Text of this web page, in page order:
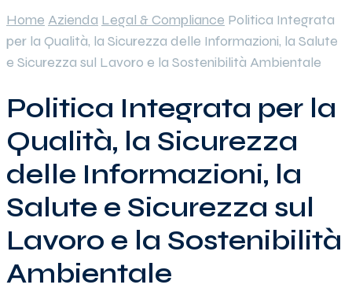
Home Azienda Legal & Compliance Politica Integrata
per la Qualità, la Sicurezza delle Informazioni, la Salute
e Sicurezza sul Lavoro e la Sostenibilità Ambientale
Politica Integrata per la
Qualità, la Sicurezza
delle Informazioni, la
Salute e Sicurezza sul
Lavoro e la Sostenibilità
Ambientale